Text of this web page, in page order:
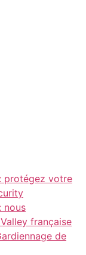
protégez votre
nous
française
de